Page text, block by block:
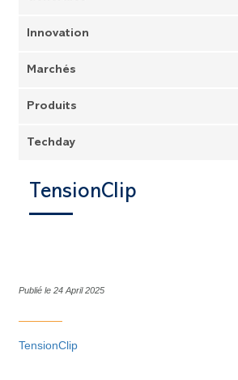
Innovation
Marchés
Produits
Techday
TensionClip
Publié le 24 April 2025
TensionClip